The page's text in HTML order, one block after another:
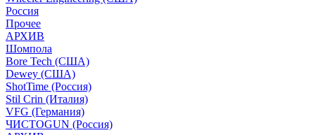
Россия
Прочее
АРХИВ
Шомпола
Bore Tech (США)
Dewey (США)
ShotTime (Россия)
Stil Crin (Италия)
VFG (Германия)
ЧИСТОGUN (Россия)